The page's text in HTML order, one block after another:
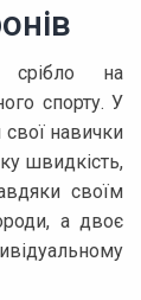
на
спорту. У
навички
швидкість,
своїм
а двоє